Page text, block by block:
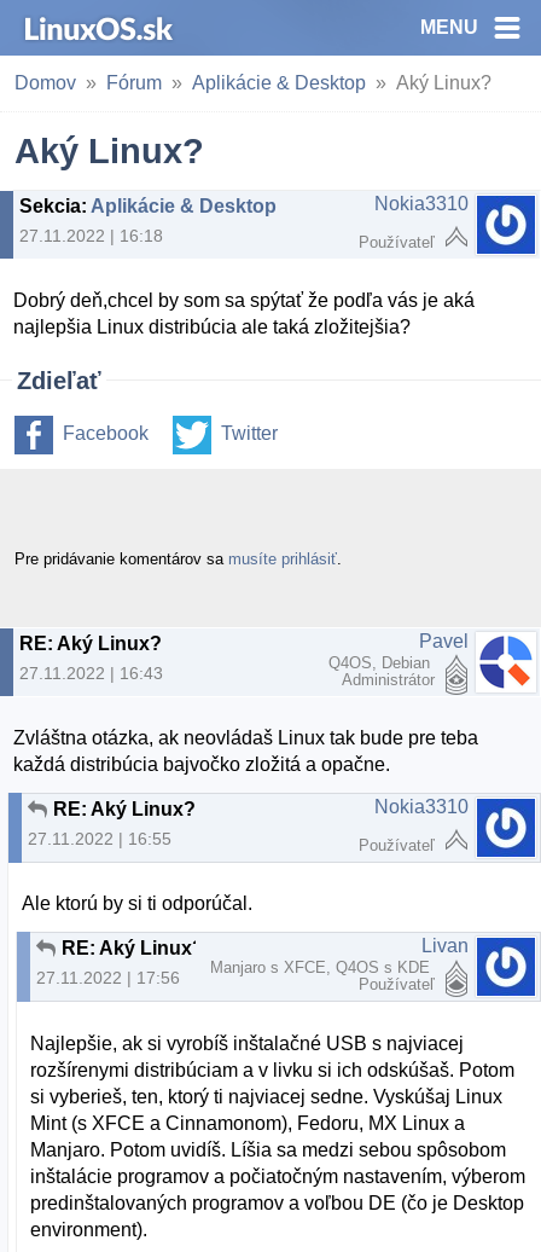
MENU
Domov Fórum Aplikácie & Desktop Aký Linux?
Aký Linux?
Sekcia: Aplikácie & Desktop
27.11.2022 | 16:18
Nokia3310
Používateľ
Dobrý deň,chcel by som sa spýtať že podľa vás je aká
najlepšia Linux distribúcia ale taká zložitejšia?
Zdieľať
Facebook Twitter
Pre pridávanie komentárov sa musíte prihlásiť
RE: Aký Linux?
27.11.2022 | 16:43
Pavel
Q4OS, Debian
Administrátor
Zvláštna otázka, ak neovládaš Linux tak bude pre teba
každá distribúcia bajvočko zložitá a opačne.
RE: Aký Linux?
27.11.2022 | 16:55
Nokia3310
Používateľ
Ale ktorú by si ti odporúčal.
RE: Aký Linux?
27.11.2022 | 17:56
Livan
Manjaro s XFCE, Q4OS s KDE
Používateľ
Najlepšie, ak si vyrobíš inštalačné USB s najviacej
rozšírenymi distribúciam a v livku si ich odskúšaš. Potom
si vyberieš, ten, ktorý ti najviacej sedne. Vyskúšaj Linux
Mint (s XFCE a Cinnamonom), Fedoru, MX Linux a
Manjaro. Potom uvidíš. Líšia sa medzi sebou spôsobom
inštalácie programov a počiatočným nastavením, výberom
predinštalovaných programov a voľbou DE (čo je Desktop
environment).